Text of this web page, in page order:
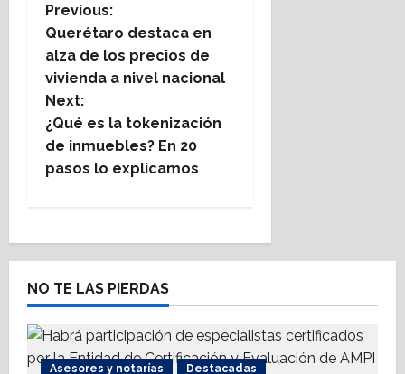
P
o
s
t
n
v
i
a
Previous:
Querétaro destaca en
alza de los precios de
vivienda a nivel nacional
Next:
¿Qué es la tokenización
de inmuebles? En 20
pasos lo explicamos
NO TE LAS PIERDAS
Asesores y notarías Destacadas